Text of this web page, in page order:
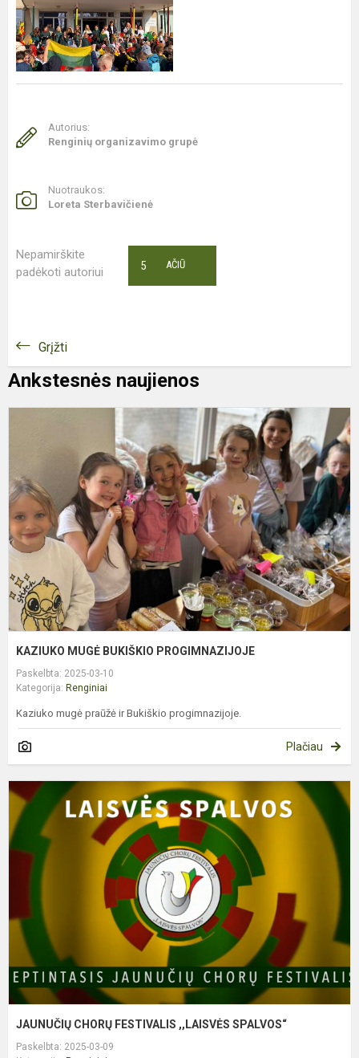
Autorius:
Renginių organizavimo grupė
Nuotraukos:
Loreta Sterbavičienė
Nepamirškite
padėkoti autoriui
AČIŪ
5
Grįžti
Ankstesnės naujienos
KAZIUKO MUGĖ BUKIŠKIO PROGIMNAZIJOJE
Paskelbta: 2025-03-10
Kategorija: Renginiai
Kaziuko mugė praūžė ir Bukiškio progimnazijoje.
Plačiau
JAUNUČIŲ CHORŲ FESTIVALIS ,,LAISVĖS SPALVOS“
Paskelbta: 2025-03-09